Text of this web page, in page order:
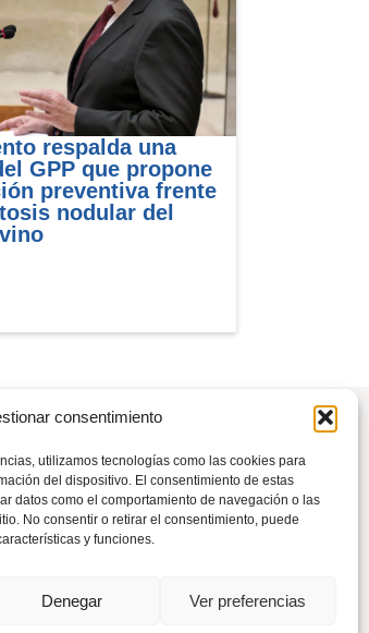
consentimiento
utilizamos tecnologías como las cookies para
del dispositivo. El consentimiento de estas
datos como el comportamiento de navegación o las
No consentir o retirar el consentimiento, puede
y funciones.
Denegar Ver preferencias
respalda una
GPP que propone
preventiva frente
nodular del